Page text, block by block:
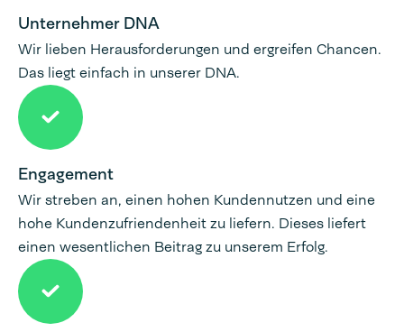
Unternehmer DNA
Wir lieben Herausforderungen und ergreifen Chancen.
Das liegt einfach in unserer DNA.
Engagement
Wir streben an, einen hohen Kundennutzen und eine
hohe Kundenzufriendenheit zu liefern. Dieses liefert
einen wesentlichen Beitrag zu unserem Erfolg.